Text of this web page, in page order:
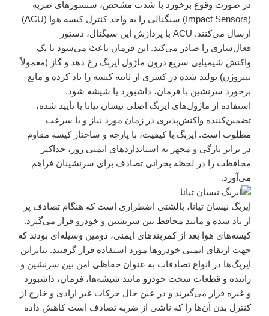
در صورت وقوع برخورد با شدت مشخص، سنسورهای ضربه
(Impact Sensors) سیگنالی را به واحد کنترل کیسه هوا (ACU)
ارسال می‌کنند. ACU با پردازش این سیگنال، دستور
فعال‌سازی را صادر می‌کند. این فرمان باعث می‌شود تا یک
واکنش شیمیایی سریع درون ماژول ایربگ رخ دهد و گاز (معمولاً
نیتروژن) تولید شده در کسری از ثانیه کیسه را باد کرده و مانع
برخورد سرنشین با فرمان، داشبورد یا شیشه شود.
استفاده از ماژول‌های ایربگ اصلی نیسان تیانا یا تأیید شده،
تضمین‌کننده واکنش‌پذیری در زمان مورد نیاز و با سرعت
مطلوب است. ایربگ با کیفیت، با پارچه و ساختار کیسه مقاوم
در برابر پارگی و مجهز به استانداردهای ایمنی روز، حداکثر
محافظت را در لحظه بحرانی تصادف برای سرنشینان فراهم
می‌آورد.
ایربگ نیسان تیانا، بالشتی اضطراری است که هنگام تصادف پر
از باد شده و مانند محافظ بین سرنشین و خودرو قرار می‌گیرد.
کیسه‌های هوا بعد از کمربند‌های ایمنی، دومین وسیله‌ای بودند که
جهت ارتقای ایمنی خودروها مورد استفاده قرار گرفتند. بنابراین
ایربگ‌ها در انواع تصادفات به عنوان حفاظی امن بین سرنشین و
راننده و قطعات سخت خودرو مانند شیشه‌ها، فرمان، داشبورد
و غیره قرار می‌گیرند و در عین حال حرکات غیر ارادی و خارج از
کنترل بدن آن‌ها را که ناشی از ضربه‌ تصادف است کاهش داده